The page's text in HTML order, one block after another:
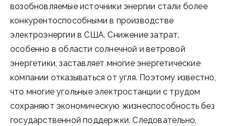
возобновляемые источники энергии стали более
конкурентоспособными в производстве
электроэнергии в США. Снижение затрат,
особенно в области солнечной и ветровой
энергетики, заставляет многие энергетические
компании отказываться от угля. Поэтому известно,
что многие угольные электростанции с трудом
сохраняют экономическую жизнеспособность без
государственной поддержки. Следовательно,